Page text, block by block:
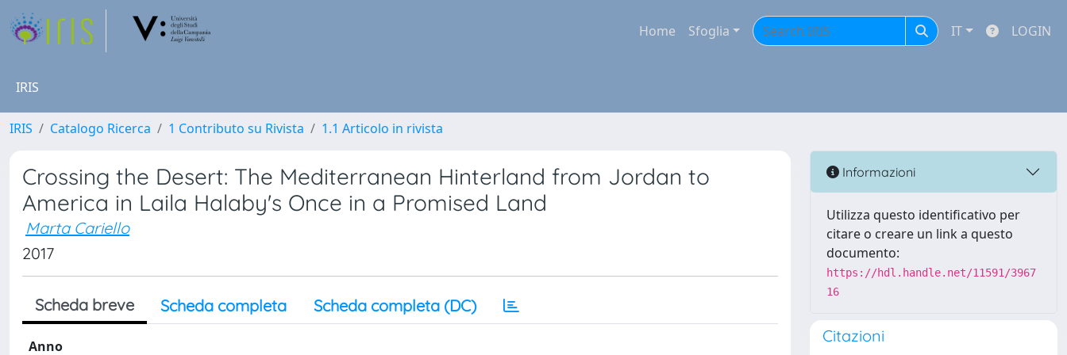
Home Sfoglia IT LOGIN
IRIS
IRIS Catalogo Ricerca 1 Contributo su Rivista 1.1 Articolo in rivista
Crossing the Desert: The Mediterranean Hinterland from Jordan to
America in Laila Halaby's Once in a Promised Land
Marta Cariello
2017
Scheda breve Scheda completa Scheda completa (DC)
Anno
Informazioni
Utilizza questo identificativo per
citare o creare un link a questo
documento:
https://hdl.handle.net/11591/3967
16
Citazioni